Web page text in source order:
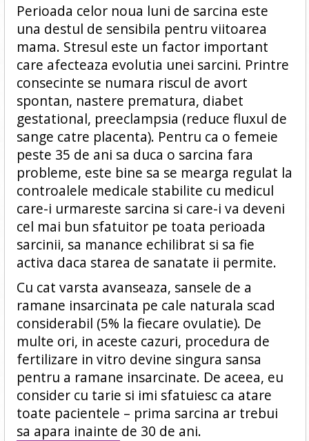
Perioada celor noua luni de sarcina este
una destul de sensibila pentru viitoarea
mama. Stresul este un factor important
care afecteaza evolutia unei sarcini. Printre
consecinte se numara riscul de avort
spontan, nastere prematura, diabet
gestational, preeclampsia (reduce fluxul de
sange catre placenta). Pentru ca o femeie
peste 35 de ani sa duca o sarcina fara
probleme, este bine sa se mearga regulat la
controalele medicale stabilite cu medicul
care-i urmareste sarcina si care-i va deveni
cel mai bun sfatuitor pe toata perioada
sarcinii, sa manance echilibrat si sa fie
activa daca starea de sanatate ii permite.
Cu cat varsta avanseaza, sansele de a
ramane insarcinata pe cale naturala scad
considerabil (5% la fiecare ovulatie). De
multe ori, in aceste cazuri, procedura de
fertilizare in vitro devine singura sansa
pentru a ramane insarcinate. De aceea, eu
consider cu tarie si imi sfatuiesc ca atare
toate pacientele – prima sarcina ar trebui
sa apara inainte de 30 de ani.